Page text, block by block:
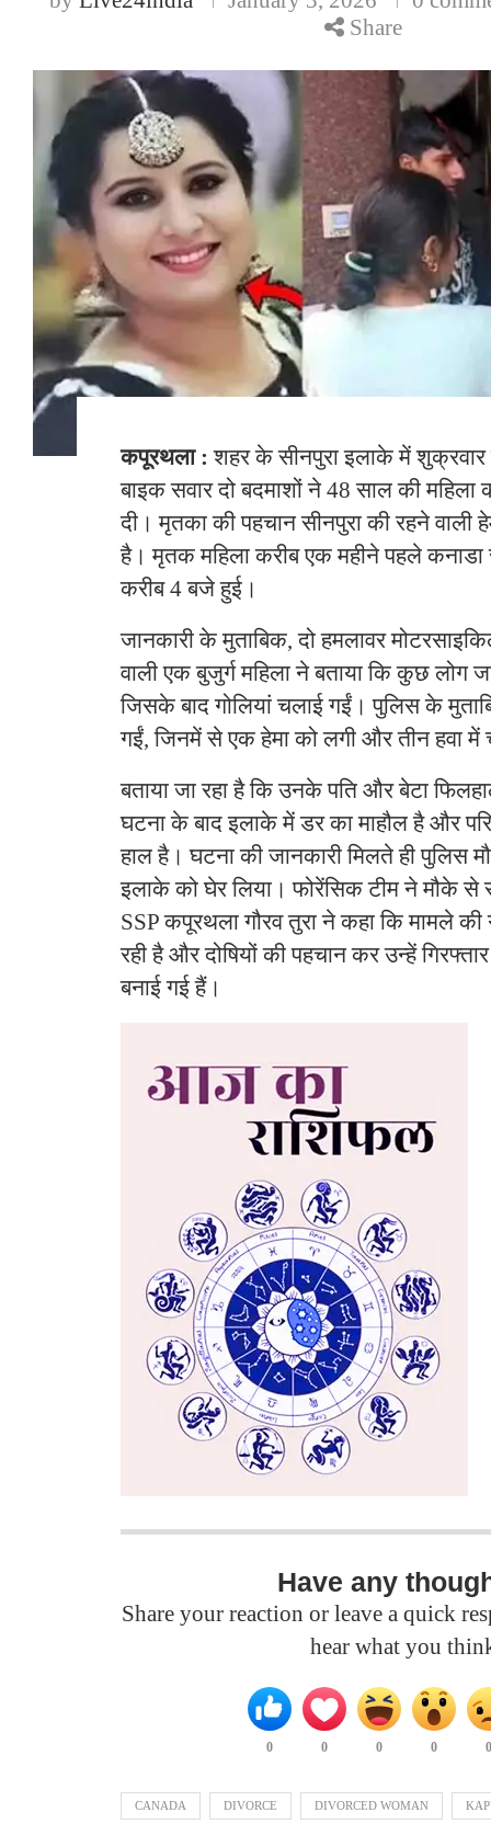
Share
कपूरथला : शहर के सीनपुरा इलाके में शुक्रवार
बाइक सवार दो बदमाशों ने 48 साल की महिला
दी। मृतका की पहचान सीनपुरा की रहने वाली
है। मृतक महिला करीब एक महीने पहले कनाडा
करीब 4 बजे हुई।
जानकारी के मुताबिक, दो हमलावर
वाली एक बुजुर्ग महिला ने बताया कि कुछ लोग
जिसके बाद गोलियां चलाई गईं। पुलिस के
गईं, जिनमें से एक हेमा को लगी और तीन हवा में
बताया जा रहा है कि उनके पति और बेटा
घटना के बाद इलाके में डर का माहौल है और
हाल है। घटना की जानकारी मिलते ही पुलिस
इलाके को घेर लिया। फोरेंसिक टीम ने मौके
SSP कपूरथला गौरव तुरा ने कहा कि मामले
रही है और दोषियों की पहचान कर उन्हें
बनाई गई हैं।
Have any
Share your reaction or leave a quick
hear what you
0 0 0 0
CANADA DIVORCE DIVORCED WOMAN